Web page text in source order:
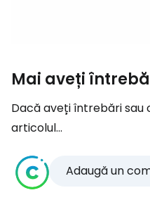
Mai aveți
Dacă aveți întrebări sau
articolul...
Adaugă un